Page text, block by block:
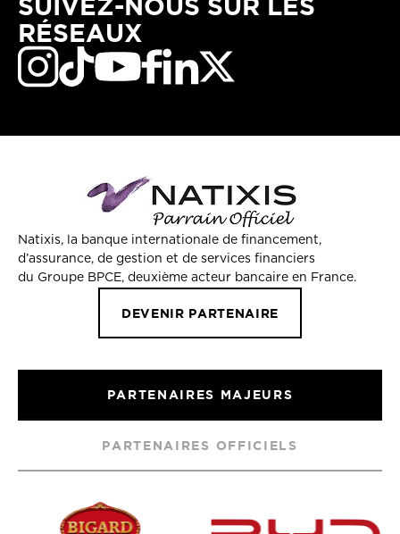
RÉSEAUX
Natixis, la banque internationale de financement,
d’assurance, de gestion et de services financiers
du Groupe BPCE, deuxième acteur bancaire en France.
DEVENIR PARTENAIRE
PARTENAIRES MAJEURS
PARTENAIRES OFFICIELS